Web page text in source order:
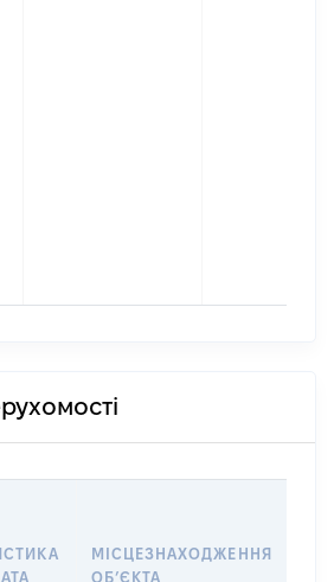
МІСЦЕЗНАХОДЖЕННЯ
ОБʼЄКТА